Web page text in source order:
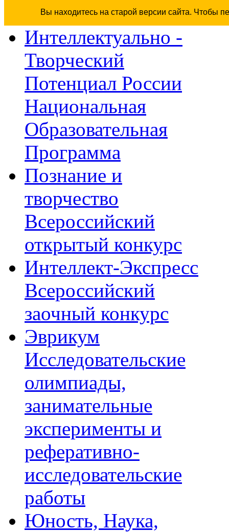
Вы находитесь на старой версии сайта. Чтобы
Интеллектуально -
Творческий
Потенциал России
Национальная
Образовательная
Программа
Познание и
творчество
Всероссийский
открытый конкурс
Интеллект-Экспресс
Всероссийский
заочный конкурс
Эврикум
Исследовательские
олимпиады,
занимательные
эксперименты и
реферативно-
исследовательские
работы
Юность, Наука,